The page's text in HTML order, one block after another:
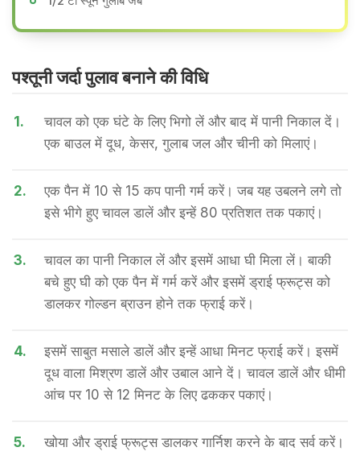
पश्तूनी जर्दा पुलाव बनाने की वि​धि
1.
चावल को एक घंटे के लिए भिगो लें और बाद में पानी निकाल दें।
एक बाउल में दूध, केसर, गुलाब जल और चीनी को मिलाएं।
2.
एक पैन में 10 से 15 कप पानी गर्म करें। जब यह उबलने लगे तो
इसे भीगे हुए चावल डालें और इन्हें 80 प्रतिशत तक पकाएं।
3.
चावल का पानी निकाल लें और इसमें आधा घी मिला लें। बाकी
बचे हुए घी को एक पैन में गर्म करें और इसमें ड्राई फ्रूट्स को
डालकर गोल्डन ब्राउन होने तक फ्राई करें।
4.
इसमें साबुत मसाले डालें और इन्हें आधा मिनट फ्राई करें। इसमें
दूध वाला मिश्रण डालें और उबाल आने दें। चावल डालें और धीमी
आंच पर 10 से 12 मिनट के लिए ढककर पकाएं।
5. खोया और ड्राई फ्रूट्स डालकर गार्निश करने के बाद सर्व करें।